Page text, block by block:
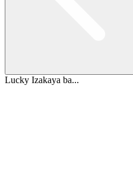
Lucky Izakaya ba...